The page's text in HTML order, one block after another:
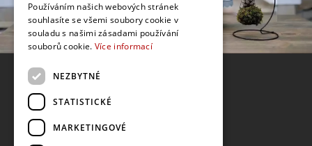
Používáním našich webových stránek
souhlasíte se všemi soubory cookie v
souladu s našimi zásadami používání
souborů cookie. Více informací
NEZBYTNÉ
STATISTICKÉ
MARKETINGOVÉ